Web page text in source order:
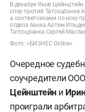
В декабре Яков
спор против Татсоцбанка
а соответчиками по иску
отдела банка Артем
Татсоцбанка Сергей
Фото: «БИЗНЕС Online»
Очередное
соучредители
Цейнштейн и
проиграли